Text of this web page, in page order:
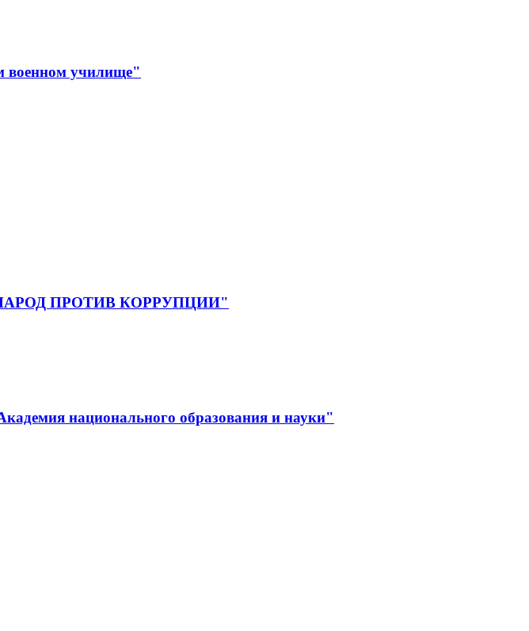
военном училище"
"НАРОД ПРОТИВ КОРРУПЦИИ"
национального образования и науки"